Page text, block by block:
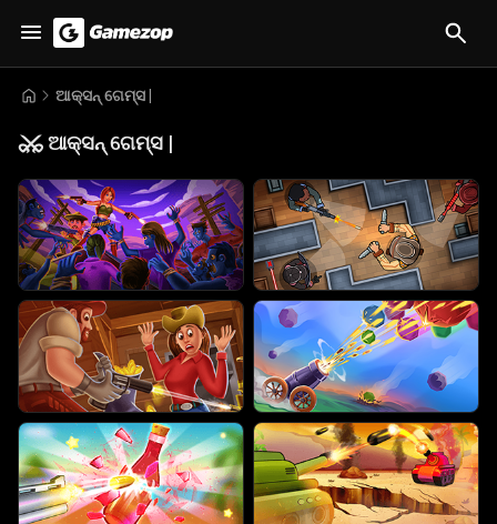
ଆକ୍ସନ୍ ଗେମ୍ସ |
⚔️ଆକ୍ସନ୍ ଗେମ୍ସ |